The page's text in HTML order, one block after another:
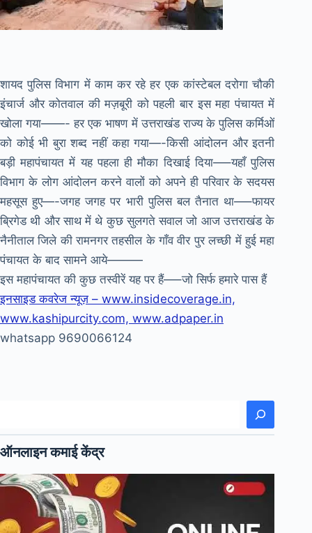
शायद पुलिस विभाग में काम कर रहे हर एक कांस्टेबल दरोगा चौकी
इंचार्ज और कोतवाल की मज़बूरी को पहली बार इस महा पंचायत में
खोला गया——- हर एक भाषण में उत्तराखंड राज्य के पुलिस कर्मिओं
को कोई भी बुरा शब्द नहीं कहा गया—-किसी आंदोलन और इतनी
बड़ी महापंचायत में यह पहला ही मौका दिखाई दिया—–यहाँ पुलिस
विभाग के लोग आंदोलन करने वालों को अपने ही परिवार के सदयस
महसूस हुए—-जगह जगह पर भारी पुलिस बल तैनात था—–फायर
ब्रिगेड थी और साथ में थे कुछ सुलगते सवाल जो आज उत्तराखंड के
नैनीताल जिले की रामनगर तहसील के गाँव वीर पुर लच्छी में हुई महा
पंचायत के बाद सामने आये———
इस महापंचायत की कुछ तस्वीरें यह पर हैं—–जो सिर्फ हमारे पास हैं
इनसाइड कवरेज न्यूज़ – www.insidecoverage.in,
www.kashipurcity.com, www.adpaper.in
whatsapp 9690066124
ऑनलाइन कमाई केंद्र